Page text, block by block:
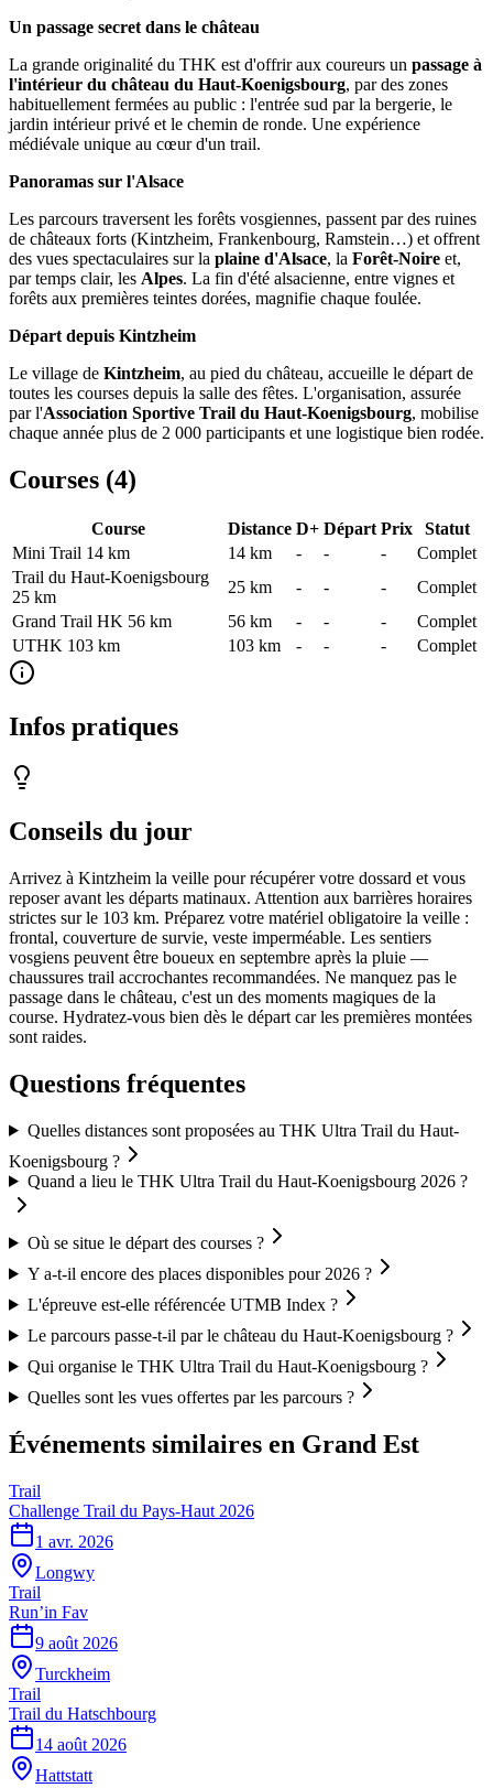
Un passage secret dans le château
La grande originalité du THK est d'offrir aux coureurs un passage à
l'intérieur du château du Haut-Koenigsbourg, par des zones
habituellement fermées au public : l'entrée sud par la bergerie, le
jardin intérieur privé et le chemin de ronde. Une expérience
médiévale unique au cœur d'un trail.
Panoramas sur l'Alsace
Les parcours traversent les forêts vosgiennes, passent par des ruines
de châteaux forts (Kintzheim, Frankenbourg, Ramstein…) et offrent
des vues spectaculaires sur la plaine d'Alsace, la Forêt-Noire et,
par temps clair, les Alpes. La fin d'été alsacienne, entre vignes et
forêts aux premières teintes dorées, magnifie chaque foulée.
Départ depuis Kintzheim
Le village de Kintzheim, au pied du château, accueille le départ de
toutes les courses depuis la salle des fêtes. L'organisation, assurée
par l'Association Sportive Trail du Haut-Koenigsbourg, mobilise
chaque année plus de 2 000 participants et une logistique bien rodée.
Courses (4)
Course Distance D+ Départ Prix
Statut
Mini Trail 14 km
14 km - - -
Complet
Trail du Haut-Koenigsbourg
25 km
25 km - - -
Complet
Grand Trail HK 56 km
56 km - - -
Complet
UTHK 103 km
103 km - - - Complet
Infos pratiques
Conseils du jour
Arrivez à Kintzheim la veille pour récupérer votre dossard et vous
reposer avant les départs matinaux. Attention aux barrières horaires
strictes sur le 103 km. Préparez votre matériel obligatoire la veille :
frontal, couverture de survie, veste imperméable. Les sentiers
vosgiens peuvent être boueux en septembre après la pluie —
chaussures trail accrochantes recommandées. Ne manquez pas le
passage dans le château, c'est un des moments magiques de la
course. Hydratez-vous bien dès le départ car les premières montées
sont raides.
Questions fréquentes
Quelles distances sont proposées au THK Ultra Trail du Haut-
Koenigsbourg ?
Quand a lieu le THK Ultra Trail du Haut-Koenigsbourg 2026 ?
Où se situe le départ des courses ?
Y a-t-il encore des places disponibles pour 2026 ?
L'épreuve est-elle référencée UTMB Index ?
Le parcours passe-t-il par le château du Haut-Koenigsbourg ?
Qui organise le THK Ultra Trail du Haut-Koenigsbourg ?
Quelles sont les vues offertes par les parcours ?
Événements similaires en Grand Est
Trail
Challenge Trail du Pays-Haut 2026
1 avr. 2026
Longwy
Trail
Run’in Fav
9 août 2026
Turckheim
Trail
Trail du Hatschbourg
14 août 2026
Hattstatt